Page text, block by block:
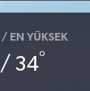
/ EN YÜKSEK
/ 34°